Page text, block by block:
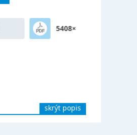
5408×
skrýt popis